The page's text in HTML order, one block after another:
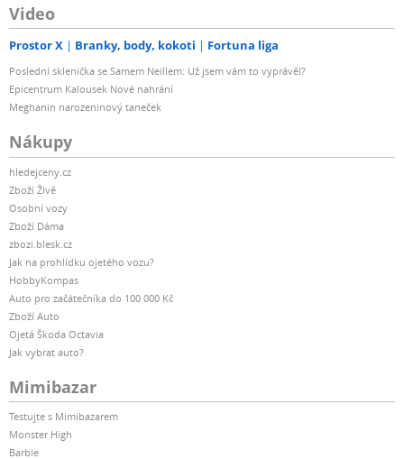
Video
Prostor X Branky, body, kokoti Fortuna liga
Poslední sklenička se Samem Neillem: Už jsem vám to vyprávěl?
Epicentrum Kalousek Nové nahrání
Meghanin narozeninový taneček
Nákupy
hledejceny.cz
Zboží Živě
Osobní vozy
Zboží Dáma
zbozi.blesk.cz
Jak na prohlídku ojetého vozu?
HobbyKompas
Auto pro začátečníka do 100 000 Kč
Zboží Auto
Ojetá Škoda Octavia
Jak vybrat auto?
Mimibazar
Testujte s Mimibazarem
Monster High
Barbie